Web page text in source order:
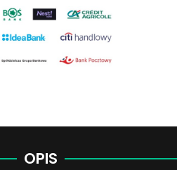
OPIS